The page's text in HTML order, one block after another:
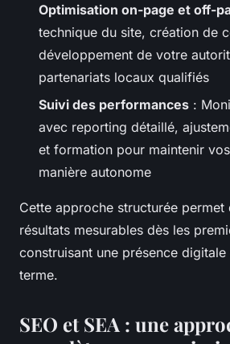
Optimisation on-page et off-
technique du site, création de
développement de votre
partenariats locaux qualifiés
Suivi des performances :
avec reporting détaillé,
et formation pour maintenir
manière autonome
Cette approche structurée
résultats mesurables dès les
construisant une présence
terme.
SEO et SEA : une